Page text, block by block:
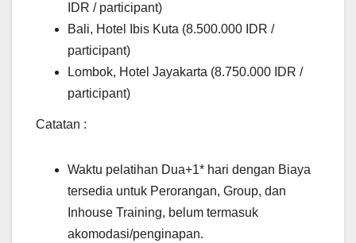
IDR / participant)
Bali, Hotel Ibis Kuta (8.500.000 IDR /
participant)
Lombok, Hotel Jayakarta (8.750.000 IDR /
participant)
Catatan :
Waktu pelatihan Dua+1* hari dengan Biaya
tersedia untuk Perorangan, Group, dan
Inhouse Training, belum termasuk
akomodasi/penginapan.